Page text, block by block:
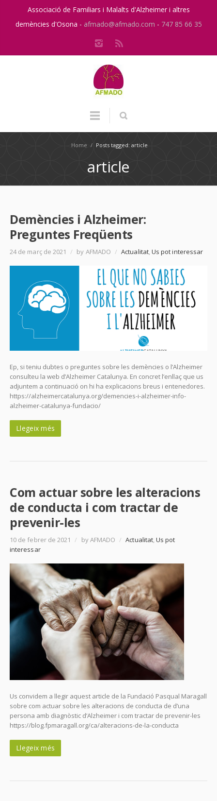
Associació de Familiars i Malalts d'Alzheimer i altres
demències d'Osona - afmado@afmado.com - 747 85 66 35
Home / Posts tagged: article
article
Demències i Alzheimer:
Preguntes Freqüents
24 de març de 2021 / by AFMADO / Actualitat,Us pot interessar
Ep, si teniu dubtes o preguntes sobre les demències o l’Alzheimer
consulteu la web d’Alzheimer Catalunya. En concret l’enllaç que us
adjuntem a continuació on hi ha explicacions breus i entenedores.
https://alzheimercatalunya.org/demencies-i-alzheimer-info-
alzheimer-catalunya-fundacio/
Llegeix més
Com actuar sobre les alteracions
de conducta i com tractar de
prevenir-les
10 de febrer de 2021 / by AFMADO / Actualitat,Us pot
interessar
Us convidem a llegir aquest article de la Fundació Pasqual Maragall
sobre com actuar sobre les alteracions de conducta de d’una
persona amb diagnòstic d’Alzheimer i com tractar de prevenir-les
https://blog.fpmaragall.org/ca/alteracions-de-la-conducta
Llegeix més